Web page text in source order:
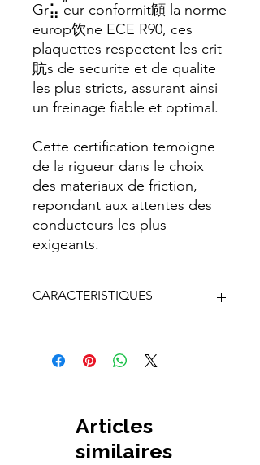
Gr⣥ ࠬeur conformit頠 la norme
europ饮ne ECE R90, ces
plaquettes respectent les crit
貥s de securite et de qualite
les plus stricts, assurant ainsi
un freinage fiable et optimal.
Cette certification temoigne
de la rigueur dans le choix
des materiaux de friction,
repondant aux attentes des
conducteurs les plus
exigeants.
CARACTERISTIQUES
Epaisseur: 9.6
Articles
similaires